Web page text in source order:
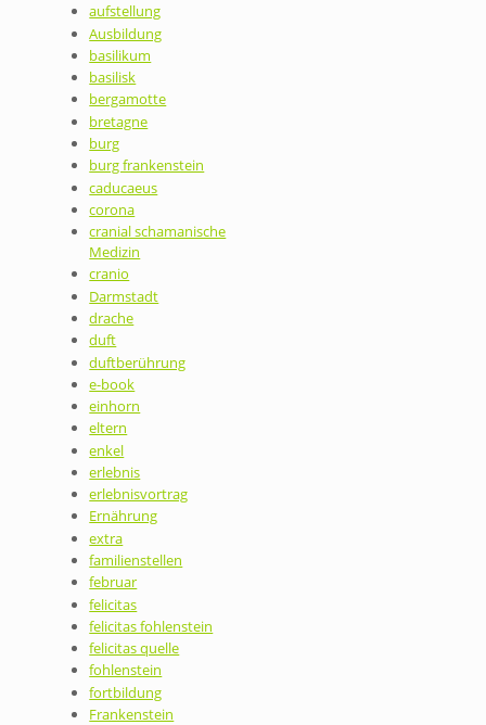
aufstellung
Ausbildung
basilikum
basilisk
bergamotte
bretagne
burg
burg frankenstein
caducaeus
corona
cranial schamanische
Medizin
cranio
Darmstadt
drache
duft
duftberührung
e-book
einhorn
eltern
enkel
erlebnis
erlebnisvortrag
Ernährung
extra
familienstellen
februar
felicitas
felicitas fohlenstein
felicitas quelle
fohlenstein
fortbildung
Frankenstein